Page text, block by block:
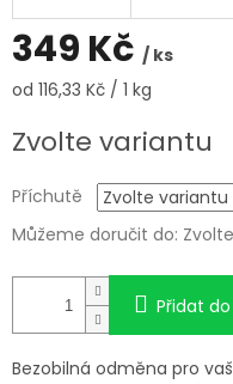
349 Kč / ks
Měrná
od 116,33 Kč / 1 kg
Zvolte variantu
Příchutě
Můžeme doručit do:
Přidat
Bezobilná odměna pro